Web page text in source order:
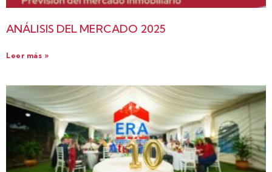
ANÁLISIS DEL MERCADO 2025
Leer más »